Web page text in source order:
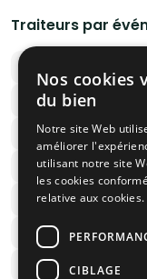
Traiteurs par
Traiteur
Menu entreprise
Devis traiteur
Menu traiteur
Repas
Traiteur brunch
Nos cookies
du bien
Notre site Web
améliorer
utilisant notre site
les cookies
relative aux cookies.
CIBLAGE